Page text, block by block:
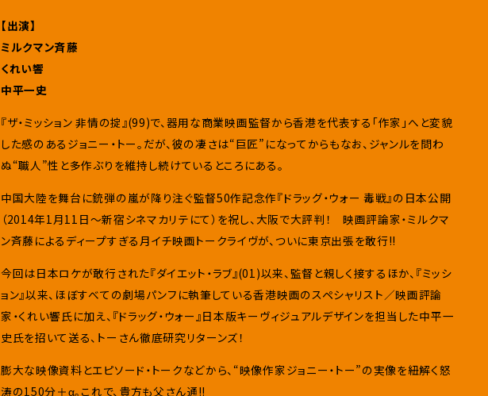
【出演】
ミルクマン斉藤
くれい響
中平一史
『ザ・ミッション 非情の掟』(99)で、器用な商業映画監督から香港を代表する「作家」へと変貌
した感のあるジョニー・トー。だが、彼の凄さは“巨匠”になってからもなお、ジャンルを問わ
ぬ“職人”性と多作ぶりを維持し続けているところにある。
中国大陸を舞台に銃弾の嵐が降り注ぐ監督50作記念作『ドラッグ・ウォー 毒戦』の日本公開
（2014年1月11日～新宿シネマカリテにて）を祝し、大阪で大評判！ 映画評論家・ミルクマ
ン斉藤によるディープすぎる月イチ映画トークライヴが、ついに東京出張を敢行!!
今回は日本ロケが敢行された『ダイエット・ラブ』(01)以来、監督と親しく接するほか、『ミッシ
ョン』以来、ほぼすべての劇場パンフに執筆している香港映画のスペシャリスト／映画評論
家・くれい響氏に加え、『ドラッグ・ウォー』日本版キーヴィジュアルデザインを担当した中平一
史氏を招いて送る、トーさん徹底研究リターンズ！
膨大な映像資料とエピソード・トークなどから、“映像作家ジョニー・トー”の実像を紐解く怒
涛の150分＋α。これで、貴方も父さん通!!